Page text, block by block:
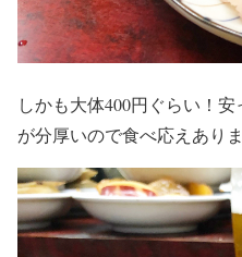
しかも大体400円ぐらい！
が分厚いので食べ応えありま